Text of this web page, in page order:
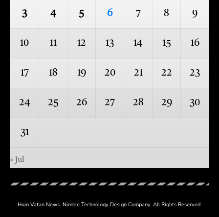
3 4 5 6 7 8 9
10 11 12 13 14 15 16
17 18 19 20 21 22 23
24 25 26 27 28 29 30
31
« Jul
Hum Vatan News. Nimble TechnologyDesign Company. All Rights Reserved.